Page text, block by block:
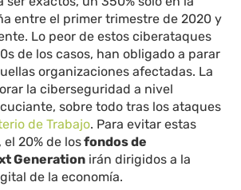
entre el primer trimestre de 2020 y
Lo peor de estos ciberataques
de los casos, han obligado a parar
organizaciones afectadas. La
la ciberseguridad a nivel
sobre todo tras los ataques
de Trabajo. Para evitar estas
20% de losfondos de
Generation irán dirigidos a la
de la economía.